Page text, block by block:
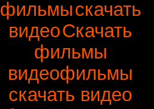
фильмыскачать
видеоСкачать
фильмы
видеофильмы
скачать видео